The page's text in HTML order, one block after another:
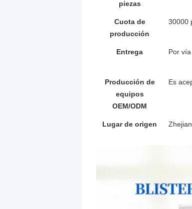
piezas
Cuota de
producción
30000
Entrega Por
Producción de
equipos
OEM/ODM
Es
Lugar de origen